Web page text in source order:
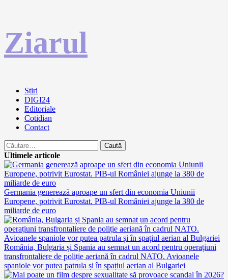
la
conținut
Ziarul
Primary
Menu
Stiri
DIGI24
Editoriale
Cotidian
Contact
Caută
după:
Ultimele articole
Germania generează aproape un sfert din economia Uniunii
Europene, potrivit Eurostat. PIB-ul României ajunge la 380 de
miliarde de euro
România, Bulgaria și Spania au semnat un acord pentru operațiuni
transfrontaliere de poliție aeriană în cadrul NATO. Avioanele
spaniole vor putea patrula și în spațiul aerian al Bulgariei